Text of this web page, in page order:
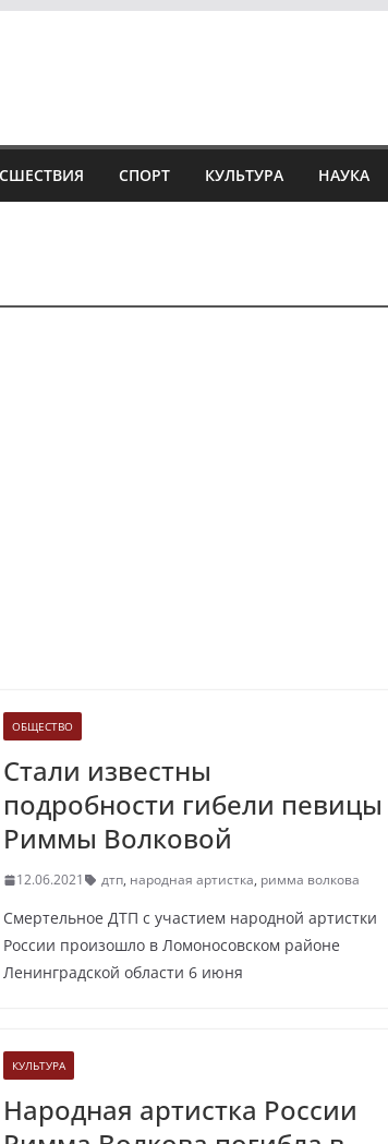
СПОРТ КУЛЬТУРА НАУКА
ОБЩЕСТВО
Стали известны
подробности гибели певицы
Риммы Волковой
12.06.2021 дтп, народная артистка, римма волкова
Смертельное ДТП с участием народной артистки
России произошло в Ломоносовском районе
Ленинградской области 6 июня
КУЛЬТУРА
Народная артистка России